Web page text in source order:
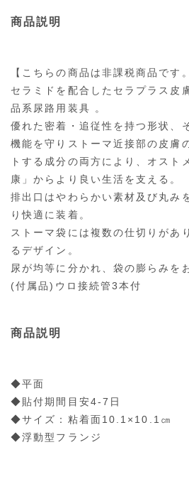
商品説明
【こちらの商品は非課税商品です
セラミドを配合したセラプラス皮
品系尿路用装具 。
優れた密着・追従性を持つ形状、
機能を守りストーマ近接部の皮膚
トする成分の両方により、オスト
康」からより良い生活を支える。
排出口はやわらかい素材及び丸み
り快適に装着。
ストーマ袋には複数の仕切りがあ
るデザイン。
尿が均等に分かれ、袋の膨らみを
(付属品)ウロ接続管3本付
商品説明
◆平面
◆貼付期間目安4-7日
◆サイズ：粘着面10.1×10.1㎝
◆浮動型フランジ